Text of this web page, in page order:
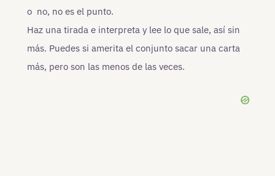
o no, no es el punto.
Haz una tirada e interpreta y lee lo que sale, así sin
más. Puedes si amerita el conjunto sacar una carta
más, pero son las menos de las veces.